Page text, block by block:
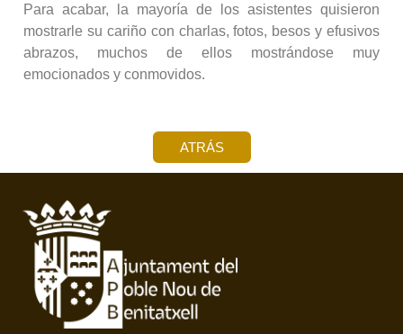
Para acabar, la mayoría de los asistentes quisieron
mostrarle su cariño con charlas, fotos, besos y efusivos
abrazos, muchos de ellos mostrándose muy
emocionados y conmovidos.
ATRÁS